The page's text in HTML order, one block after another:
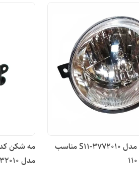
چراغ جلو چپ مدل S11-3772010 مناسب
مدل A21-3732010